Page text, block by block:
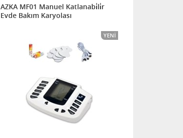
AZKA MF01 Manuel Katlanabi̇li̇r
Evde Bakım Karyolası
YENI